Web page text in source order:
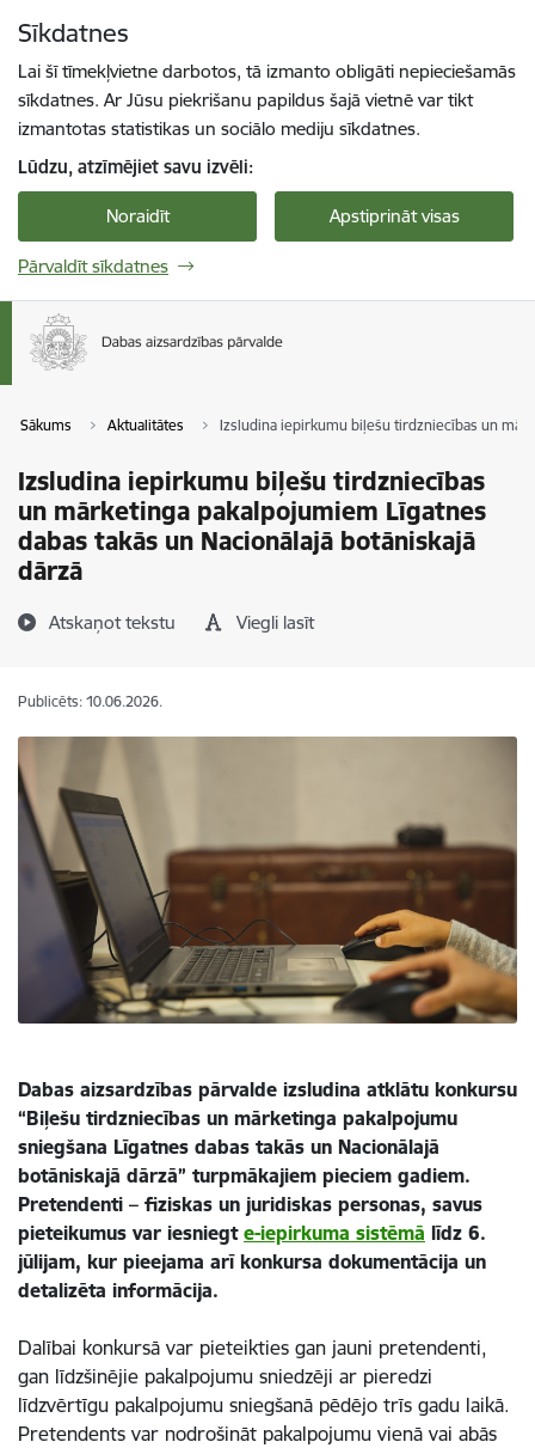
Sīkdatnes
Lai šī tīmekļvietne darbotos, tā izmanto obligāti nepieciešamās
sīkdatnes. Ar Jūsu piekrišanu papildus šajā vietnē var tikt
izmantotas statistikas un sociālo mediju sīkdatnes.
Lūdzu, atzīmējiet savu izvēli:
Noraidīt Apstiprināt visas
Pārvaldīt sīkdatnes
Sākums Aktualitātes Izsludina iepirkumu biļešu tirdzniecības un
Izsludina iepirkumu biļešu tirdzniecības
un mārketinga pakalpojumiem Līgatnes
dabas takās un Nacionālajā botāniskajā
dārzā
Atskaņot tekstu Viegli lasīt
Publicēts: 10.06.2026.
Dabas aizsardzības pārvalde izsludina atklātu konkursu
“Biļešu tirdzniecības un mārketinga pakalpojumu
sniegšana Līgatnes dabas takās un Nacionālajā
botāniskajā dārzā” turpmākajiem pieciem gadiem.
Pretendenti – fiziskas un juridiskas personas, savus
pieteikumus var iesniegt e-iepirkuma sistēmā līdz 6.
jūlijam, kur pieejama arī konkursa dokumentācija un
detalizēta informācija.
Dalībai konkursā var pieteikties gan jauni pretendenti,
gan līdzšinējie pakalpojumu sniedzēji ar pieredzi
līdzvērtīgu pakalpojumu sniegšanā pēdējo trīs gadu laikā.
Pretendents var nodrošināt pakalpojumu vienā vai abās